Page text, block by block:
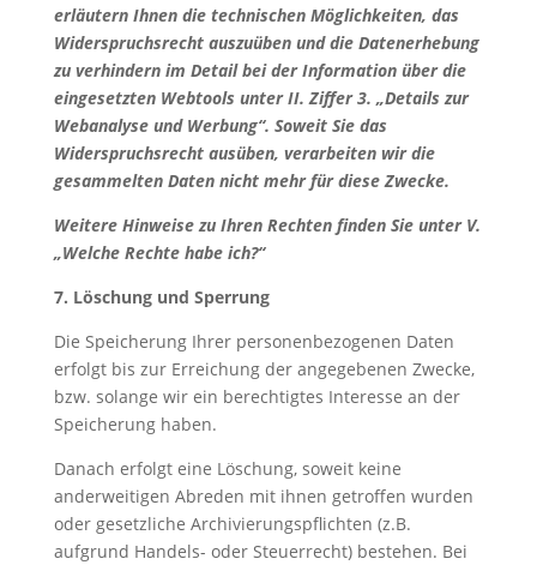
erläutern Ihnen die technischen Möglichkeiten, das
Widerspruchsrecht auszuüben und die Datenerhebung
zu verhindern im Detail bei der Information über die
eingesetzten Webtools unter II. Ziffer 3. „Details zur
Webanalyse und Werbung“. Soweit Sie das
Widerspruchsrecht ausüben, verarbeiten wir die
gesammelten Daten nicht mehr für diese Zwecke.
Weitere Hinweise zu Ihren Rechten finden Sie unter V.
„Welche Rechte habe ich?“
7. Löschung und Sperrung
Die Speicherung Ihrer personenbezogenen Daten
erfolgt bis zur Erreichung der angegebenen Zwecke,
bzw. solange wir ein berechtigtes Interesse an der
Speicherung haben.
Danach erfolgt eine Löschung, soweit keine
anderweitigen Abreden mit ihnen getroffen wurden
oder gesetzliche Archivierungspflichten (z.B.
aufgrund Handels- oder Steuerrecht) bestehen. Bei